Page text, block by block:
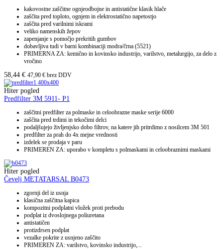
kakovostne zaščitne ognjeodbojne in antistatične klasik hlače
zaščita pred toploto, ognjem in elektrostatično napetostjo
zaščita pred varilnimi iskrami
veliko namenskih žepov
zapenjanje s pomočjo prekritih gumbov
dobavljiva tudi v barni kombinaciji modra/črna (5521)
PRIMERNA ZA: kemično in kovinsko industrijo, varilstvo, metalurgijo, za delo z
vročino
58,44 € 47,90 € brez DDV
Hiter pogled
Predfilter 3M 5911- P1
zaščitni predfilter za polmaske in celoobrazne maske serije 6000
zaščita pred trdimi in tekočimi delci
podaljšujejo življenjsko dobo filtrov, na katere jih pritrdimo z nosilcem 3M 501
predfilter za prah do 4x mejne vrednosti
izdelek se prodaja v paru
PRIMEREN ZA: uporabo v kompletu s polmaskami in celoobraznimi maskami
Hiter pogled
Čevelj METATARSAL B0473
zgornji del iz usnja
klasična zaščitna kapica
kompozitni podplatni vložek proti prebodu
podplat iz dvoslojnega poliuretana
antistatičen
protizdrsen podplat
vezalke pokrite z usnjeno zaščito
PRIMEREN ZA: varilstvo, kovinsko industrijo,...